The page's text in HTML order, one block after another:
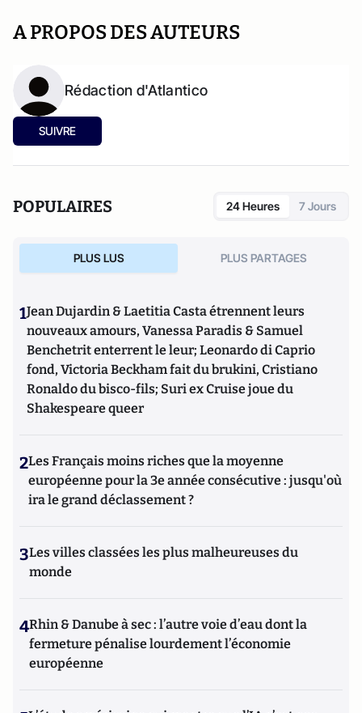
A PROPOS DES AUTEURS
Rédaction d'Atlantico
SUIVRE
POPULAIRES 24 Heures 7 Jours
PLUS LUS PLUS PARTAGES
1Jean Dujardin & Laetitia Casta étrennent leurs
nouveaux amours, Vanessa Paradis & Samuel
Benchetrit enterrent le leur; Leonardo di Caprio
fond, Victoria Beckham fait du brukini, Cristiano
Ronaldo du bisco-fils; Suri ex Cruise joue du
Shakespeare queer
2Les Français moins riches que la moyenne
européenne pour la 3e année consécutive : jusqu'où
ira le grand déclassement ?
3Les villes classées les plus malheureuses du
monde
4Rhin & Danube à sec : l’autre voie d’eau dont la
fermeture pénalise lourdement l’économie
européenne